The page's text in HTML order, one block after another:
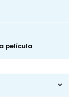
película